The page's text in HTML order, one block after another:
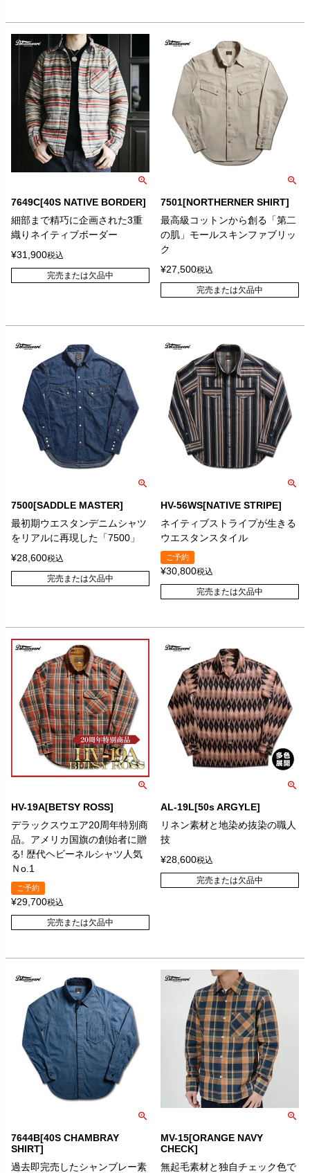
7649C[40S NATIVE BORDER]
細部まで精巧に企画された3重
織りネイティブボーダー
¥31,900税込
完売または欠品中
7501[NORTHERNER SHIRT]
最高級コットンから創る「第二
の肌」モールスキンファブリッ
ク
¥27,500税込
完売または欠品中
7500[SADDLE MASTER]
最初期ウエスタンデニムシャツ
をリアルに再現した「7500」
¥28,600税込
完売または欠品中
HV-56WS[NATIVE STRIPE]
ネイティブストライプが生きる
ウエスタンスタイル
ご予約
¥30,800税込
完売または欠品中
HV-19A[BETSY ROSS]
デラックスウエア20周年特別商
品。アメリカ国旗の創始者に贈
る! 歴代ヘビーネルシャツ人気
Ｎo.1
ご予約
¥29,700税込
完売または欠品中
AL-19L[50s ARGYLE]
リネン素材と地染め抜染の職人
技
¥28,600税込
完売または欠品中
7644B[40S CHAMBRAY
SHIRT]
過去即完売したシャンブレー素
MV-15[ORANGE NAVY
CHECK]
無起毛素材と独自チェック色で